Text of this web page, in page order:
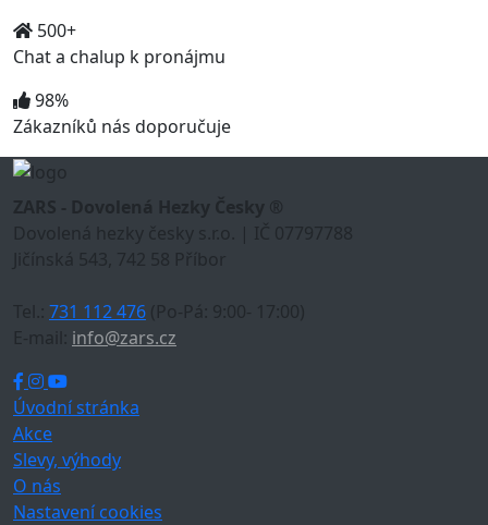
500+
Chat a chalup k pronájmu
98%
Zákazníků nás doporučuje
ZARS - Dovolená Hezky Česky ®
Dovolená hezky česky s.r.o. | IČ 07797788
Jičínská 543, 742 58 Příbor
Tel.: 731 112 476 (Po-Pá: 9:00- 17:00)
E-mail: info@zars.cz
Úvodní stránka
Akce
Slevy, výhody
O nás
Nastavení cookies